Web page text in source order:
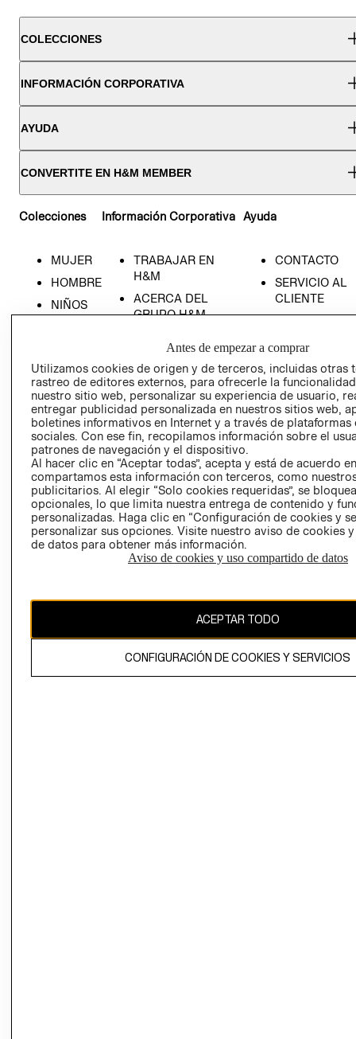
COLECCIONES
INFORMACIÓN CORPORATIVA
AYUDA
CONVERTITE EN H&M MEMBER
Colecciones
MUJER
HOMBRE
NIÑOS
Información Corporativa
TRABAJAR EN
H&M
ACERCA DEL
GRUPO H&M
SOCIAL
PRENSA
RELACIÓN CON
INVERSIONISTAS
POLÍTICA
EMPRESARIAL
Ayuda
CONTACTO
SERVICIO AL
CLIENTE
NUESTRAS
TIENDAS
- RETIRO EN
TIENDA
TÉRMINOS Y
AVISO DE
PRIVACIDAD
GIFT CARD
AVISO DE
Antes de empezar a comprar
Utilizamos cookies de origen y de terceros, incluidas otras
rastreo de editores externos, para ofrecerle la
nuestro sitio web, personalizar su experiencia de usuario,
entregar publicidad personalizada en nuestros sitios web,
boletines informativos en Internet y a través de plataformas
sociales. Con ese fin, recopilamos información sobre el
patrones de navegación y el dispositivo.
Al hacer clic en “Aceptar todas”, acepta y está de acuerdo
compartamos esta información con terceros, como
publicitarios. Al elegir “Solo cookies requeridas”, se
opcionales, lo que limita nuestra entrega de contenido y
personalizadas. Haga clic en “Configuración de cookies y
personalizar sus opciones. Visite nuestro aviso de cookies
de datos para obtener más información.
Aviso de cookies y uso compartido de datos
ACEPTAR TODO
CONFIGURACIÓN DE COOKIES Y SERVICIOS